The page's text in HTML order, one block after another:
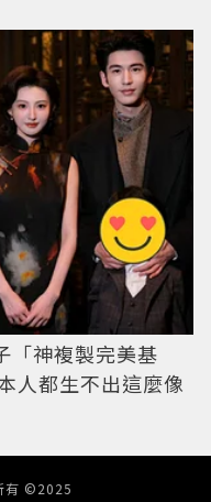
「神複製完美基
人都生不出這麼像
有 ©2025